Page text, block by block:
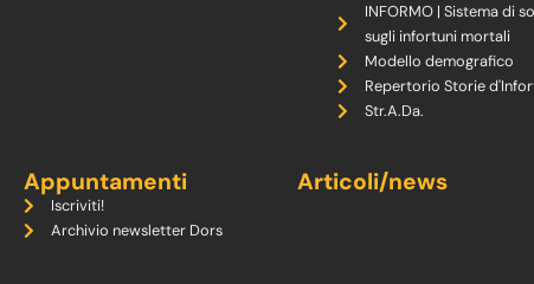
INFORMO | Sistema di
sugli infortuni mortali
Modello demografico
Repertorio Storie
Str.A.Da.
Appuntamenti
Iscriviti!
Archivio newsletter Dors
Articoli/news